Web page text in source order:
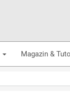
Magazin &